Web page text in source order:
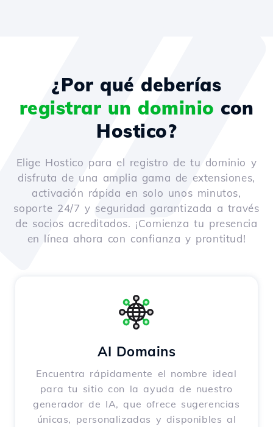
¿Por qué deberías
registrar un dominio con
Hostico?
Elige Hostico para el registro de tu dominio y
disfruta de una amplia gama de extensiones,
activación rápida en solo unos minutos,
soporte 24/7 y seguridad garantizada a través
de socios acreditados. ¡Comienza tu presencia
en línea ahora con confianza y prontitud!
AI Domains
Encuentra rápidamente el nombre ideal
para tu sitio con la ayuda de nuestro
generador de IA, que ofrece sugerencias
únicas, personalizadas y disponibles al